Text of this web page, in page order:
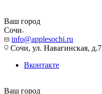
Ваш город
Сочи
info@applesochi.ru
Сочи, ул. Навагинская, д.7
Вконтакте
Ваш город